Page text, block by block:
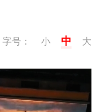
字号： 小 中 大